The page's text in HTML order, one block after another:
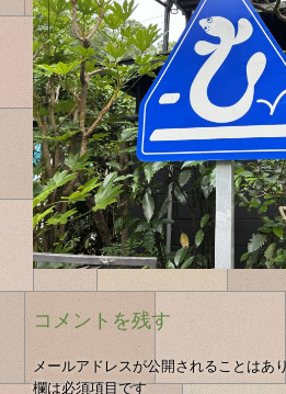
コメントを残す
メールアドレスが公開されることはあ
欄は必須項目です